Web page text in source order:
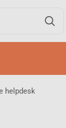
helpdesk